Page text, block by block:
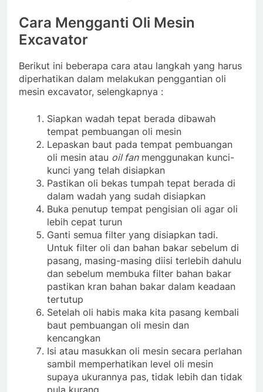
Cara Mengganti Oli Mesin
Excavator
Berikut ini beberapa cara atau langkah yang harus
diperhatikan dalam melakukan penggantian oli
mesin excavator, selengkapnya :
Siapkan wadah tepat berada dibawah
tempat pembuangan oli mesin
Lepaskan baut pada tempat pembuangan
oli mesin atau oil fanmenggunakan kunci-
kunci yang telah disiapkan
Pastikan oli bekas tumpah tepat berada di
dalam wadah yang sudah disiapkan
Buka penutup tempat pengisian oli agar oli
lebih cepat turun
Ganti semua filter yang disiapkan tadi.
Untuk filter oli dan bahan bakar sebelum di
pasang, masing-masing diisi terlebih dahulu
dan sebelum membuka filter bahan bakar
pastikan kran bahan bakar dalam keadaan
tertutup
Setelah oli habis maka kita pasang kembali
baut pembuangan oli mesin dan
kencangkan
Isi atau masukkan oli mesin secara perlahan
sambil memperhatikan level oli mesin
supaya ukurannya pas, tidak lebih dan tidak